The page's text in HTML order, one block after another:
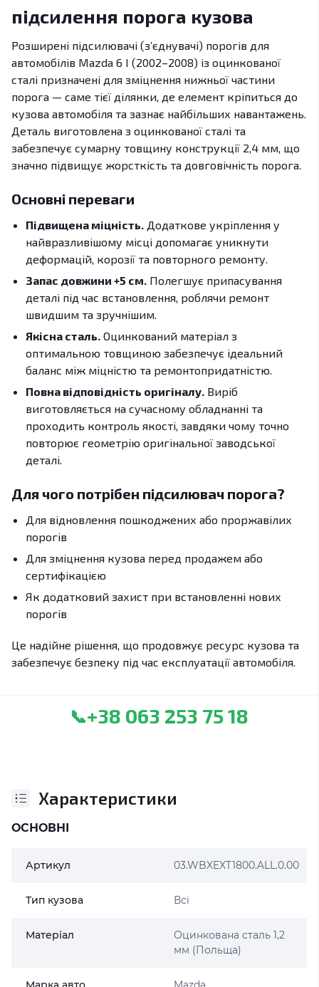
підсилення порога кузова
Розширені підсилювачі (з’єднувачі) порогів для
автомобілів Mazda 6 I (2002–2008) із оцинкованої
сталі призначені для зміцнення нижньої частини
порога — саме тієї ділянки, де елемент кріпиться до
кузова автомобіля та зазнає найбільших навантажень.
Деталь виготовлена з оцинкованої сталі та
забезпечує сумарну товщину конструкції 2,4 мм, що
значно підвищує жорсткість та довговічність порога.
Основні переваги
Підвищена міцність. Додаткове укріплення у
найвразливішому місці допомагає уникнути
деформацій, корозії та повторного ремонту.
Запас довжини +5 см. Полегшує припасування
деталі під час встановлення, роблячи ремонт
швидшим та зручнішим.
Якісна сталь. Оцинкований матеріал з
оптимальною товщиною забезпечує ідеальний
баланс між міцністю та ремонтопридатністю.
Повна відповідність оригіналу. Виріб
виготовляється на сучасному обладнанні та
проходить контроль якості, завдяки чому точно
повторює геометрію оригінальної заводської
деталі.
Для чого потрібен підсилювач порога?
Для відновлення пошкоджених або проржавілих
порогів
Для зміцнення кузова перед продажем або
сертифікацією
Як додатковий захист при встановленні нових
порогів
Це надійне рішення, що продовжує ресурс кузова та
забезпечує безпеку під час експлуатації автомобіля.
📞+38 063 253 75 18
Характеристики
ОСНОВНІ
Артикул 03.WBXEXT1800.ALL.0.00
Тип кузова Всі
Матеріал
Оцинкована сталь 1,2
мм (Польща)